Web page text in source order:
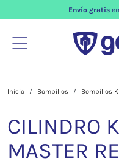
Envío gratis
Inicio Bombillos Bombillos
CILINDRO
MASTER